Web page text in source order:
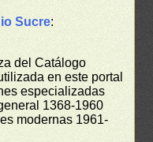
Sucre:
del Catálogo
en este portal
especializadas
1368-1960
modernas 1961-